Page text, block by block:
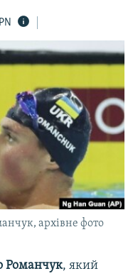
архівне фото
Романчук, який